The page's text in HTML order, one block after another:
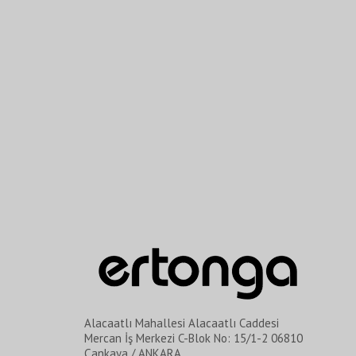
Alacaatlı Mahallesi Alacaatlı Caddesi
Mercan İş Merkezi C-Blok No: 15/1-2 06810